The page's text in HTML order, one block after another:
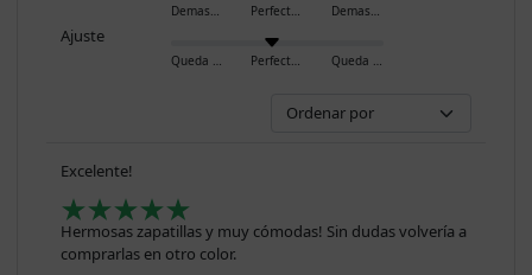
Demasiado pequeño Perfecto Demasiado grande
Ajuste
Queda ajustado Perfecto Queda holgado
Excelente!
Hermosas zapatillas y muy cómodas! Sin dudas volvería a
comprarlas en otro color.